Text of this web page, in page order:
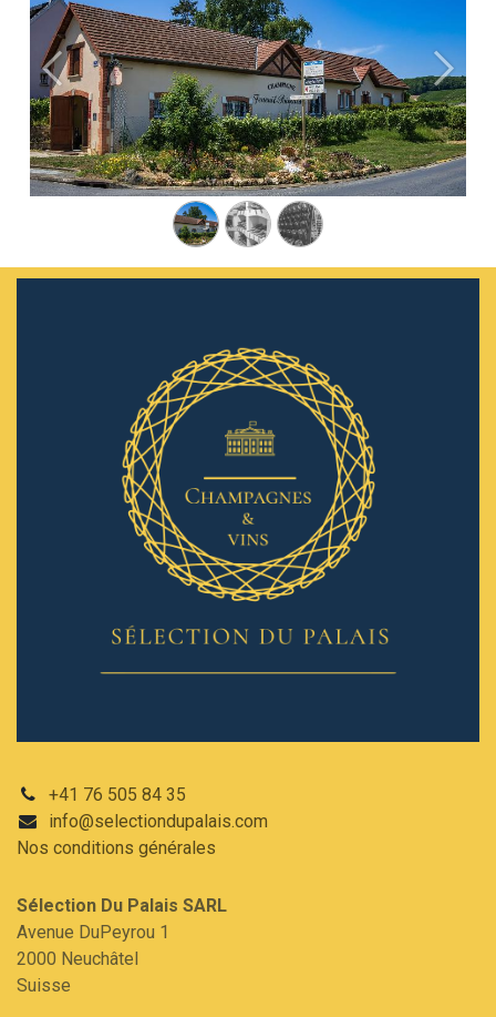
Précédent
+41 76 505 84 35
info@selectiondupalais.com
Nos conditions générales
Sélection Du Palais SARL​
Avenue DuPeyrou 1
2000 Neuchâtel
Suisse